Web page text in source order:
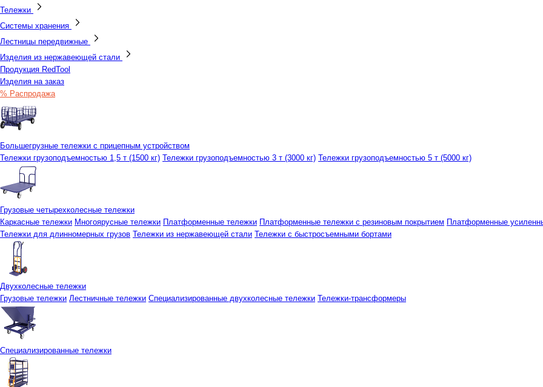
Тележки
Системы хранения
Лестницы передвижные
Изделия из нержавеющей стали
Продукция RedTool
Изделия на заказ
% Распродажа
Большегрузные тележки с прицепным устройством
Тележки грузоподъемностью 1,5 т (1500 кг) Тележки грузоподъемностью 3 т (3000 кг) Тележки грузоподъемностью 5 т (5000 кг)
Грузовые четырехколесные тележки
Каркасные тележки Многоярусные тележки Платформенные тележки Платформенные тележки с резиновым покрытием Платформенные
Тележки для длинномерных грузов Тележки из нержавеющей стали Тележки с быстросъемными бортами
Двухколесные тележки
Грузовые тележки Лестничные тележки Специализированные двухколесные тележки Тележки-трансформеры
Специализированные тележки